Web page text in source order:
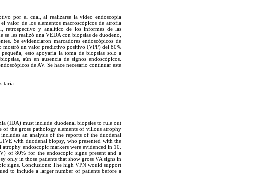
por el cual, al realizarse la video endoscopía
valor de los elementos macroscópicos de atrofia
retrospectivo y analítico de los informes de las
se les realizó una VEDA con biopsias de duodeno,
Se evidenciaron marcadores endoscópicos de
mostró un valor predictivo positivo (VPP) del 80%
esto apoyaría la toma de biopsias solo a
aún en ausencia de signos endoscópicos.
de AV. Se hace necesario continuar este
(IDA) must include duodenal biopsies to rule out
of the gross pathology elements of villous atrophy
an analysis of the reports of the duodenal
with duodenal biopsy, who presented with the
endoscopic markers were evidenced in 10.
of 80% for the endoscopic signs present and a
only in those patients that show gross VA signs in
signs. Conclusions: The high VPN would support
to include a larger number of patients before a